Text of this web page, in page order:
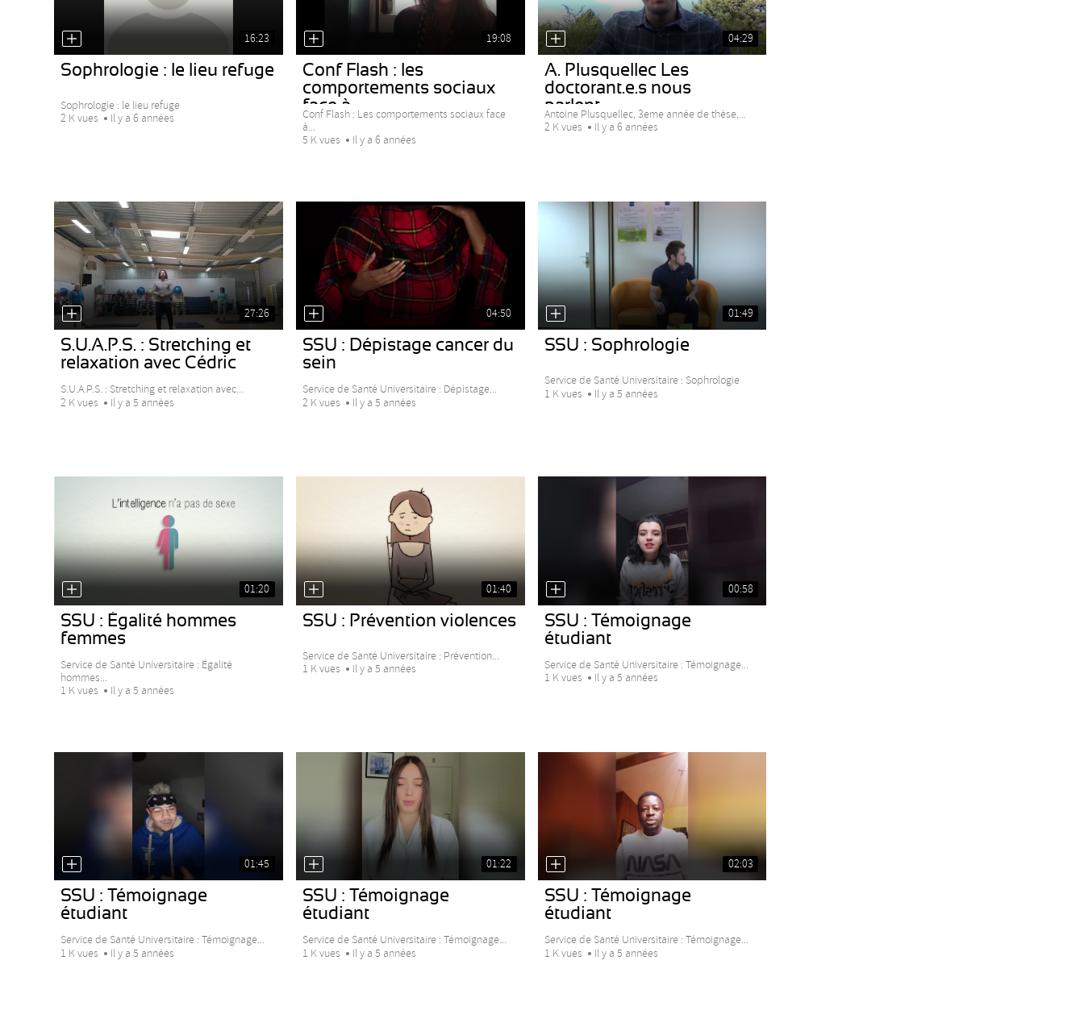
16:23
Sophrologie : le lieu refuge
Sophrologie : le lieu refuge
2 K vues
Il y a 6 années
19:08
Conf Flash : les
comportements sociaux
face à...
Conf Flash : Les comportements sociaux face
à...
5 K vues
Il y a 6 années
04:29
A. Plusquellec Les
doctorant.e.s nous
parlent...
Antoine Plusquellec, 3eme année de thèse,...
2 K vues
Il y a 6 années
27:26
S.U.A.P.S. : Stretching et
relaxation avec Cédric
S.U.A.P.S. : Stretching et relaxation avec...
2 K vues
Il y a 5 années
04:50
SSU : Dépistage cancer du
sein
Service de Santé Universitaire : Dépistage...
2 K vues
Il y a 5 années
01:49
SSU : Sophrologie
Service de Santé Universitaire : Sophrologie
1 K vues
Il y a 5 années
01:20
SSU : Égalité hommes
femmes
Service de Santé Universitaire : Égalité
hommes...
1 K vues
Il y a 5 années
01:40
SSU : Prévention violences
Service de Santé Universitaire : Prévention...
1 K vues
Il y a 5 années
00:58
SSU : Témoignage
étudiant
Service de Santé Universitaire : Témoignage...
1 K vues
Il y a 5 années
01:45
SSU : Témoignage
étudiant
Service de Santé Universitaire : Témoignage...
1 K vues
Il y a 5 années
01:22
SSU : Témoignage
étudiant
Service de Santé Universitaire : Témoignage...
1 K vues
Il y a 5 années
02:03
SSU : Témoignage
étudiant
Service de Santé Universitaire : Témoignage...
1 K vues
Il y a 5 années